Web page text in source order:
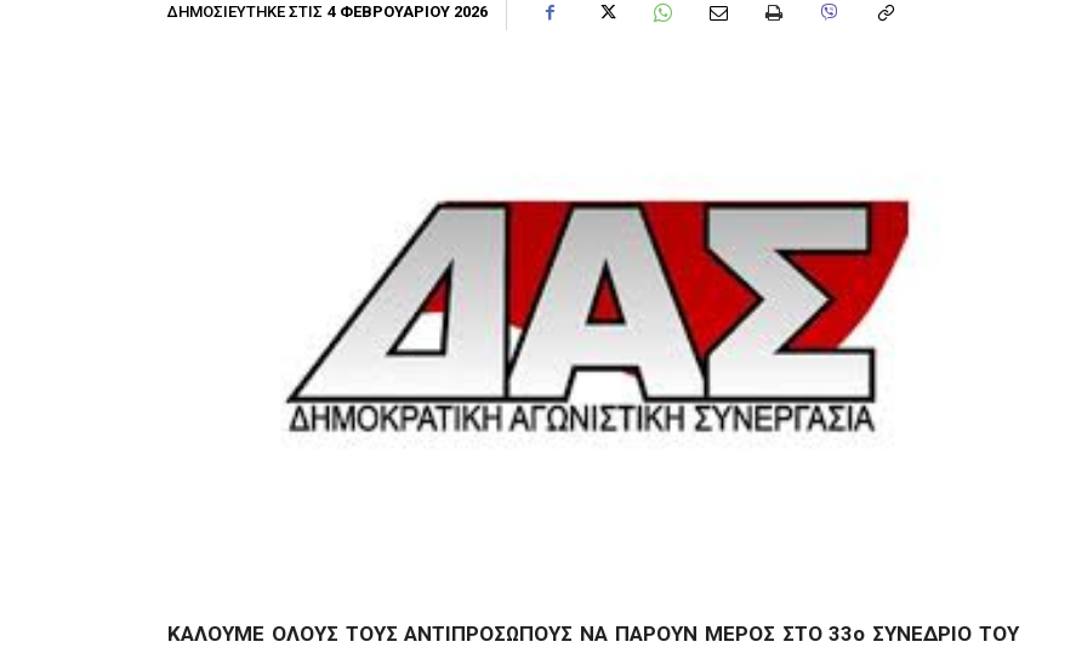
ΔΗΜΟΣΙΕΎΤΗΚΕ ΣΤΙΣ 4 ΦΕΒΡΟΥΑΡΊΟΥ 2026
ΚΑΛΟΥΜΕ ΟΛΟΥΣ ΤΟΥΣ ΑΝΤΙΠΡΟΣΩΠΟΥΣ ΝΑ ΠΑΡΟΥΝ ΜΕΡΟΣ ΣΤΟ 33ο ΣΥΝΕΔΡΙΟ ΤΟΥ